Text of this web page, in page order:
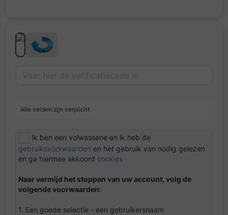
Alle velden zijn verplicht
Ik ben een volwassene en ik heb de
gebruiksvoorwaarden en het gebruik van nodig gelezen
en ga hiermee akkoord cookies
Naar vermijd het stoppen van uw account, volg de
volgende voorwaarden:
1. Een goede selectie - een gebruikersnaam